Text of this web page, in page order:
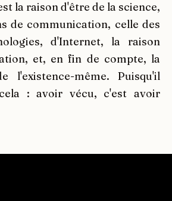
la raison d'être de la science,
de communication, celle des
d'Internet, la raison
et, en fin de compte, la
l'existence-même. Puisqu'il
: avoir vécu, c'est avoir